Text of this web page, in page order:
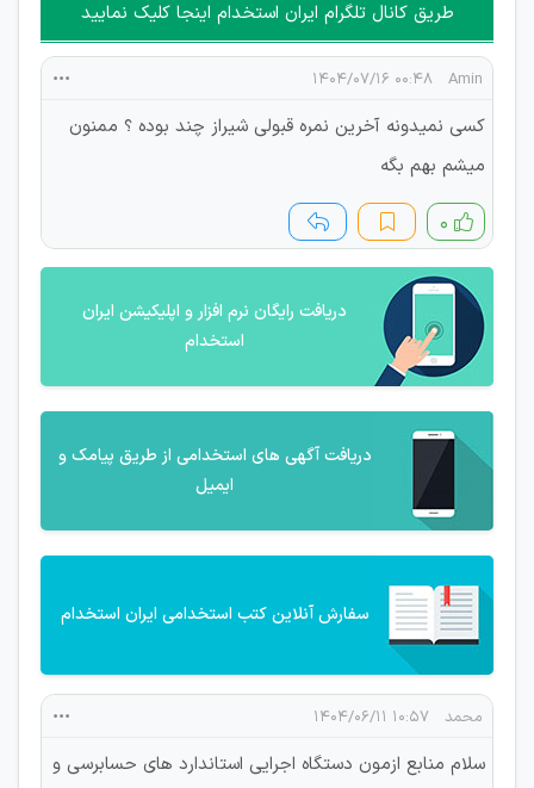
طریق کانال تلگرام ایران استخدام اینجا کلیک نمایید
Amin ۰۰:۴۸ ۱۴۰۴/۰۷/۱۶
کسی نمیدونه آخرین نمره قبولی شیراز چند بوده ؟ ممنون
میشم بهم بگه
۰
دریافت رایگان نرم افزار و اپلیکیشن ایران
استخدام
دریافت آگهی های استخدامی از طریق پیامک و
ایمیل
سفارش آنلاین کتب استخدامی ایران استخدام
محمد ۱۰:۵۷ ۱۴۰۴/۰۶/۱۱
سلام منابع ازمون دستگاه اجرایی استاندارد های حسابرسی و